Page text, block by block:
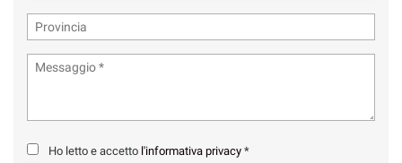
Ho letto e accetto l'informativa privacy *